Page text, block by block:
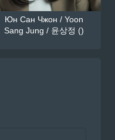
Юн Сан Чжон / Yoon
Sang Jung / 윤상정 ()